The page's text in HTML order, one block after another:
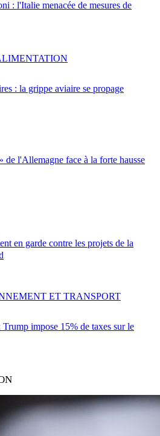
: l'Italie menacée de mesures de
: la grippe aviaire se propage
de l'Allemagne face à la forte hausse
en garde contre les projets de la
Trump impose 15% de taxes sur le
ET TRANSPORT